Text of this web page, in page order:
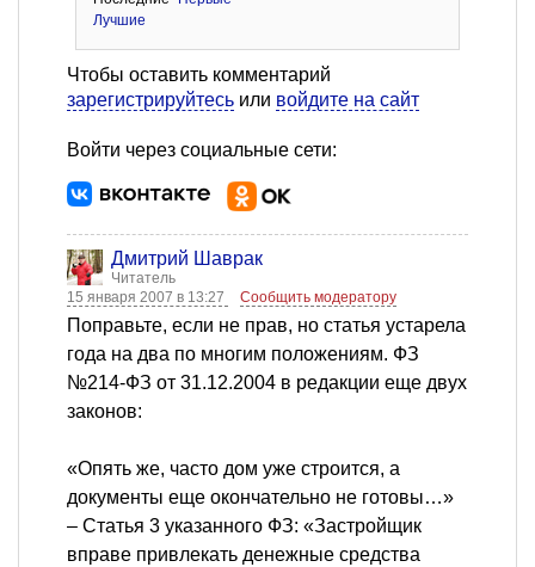
Лучшие
Чтобы оставить комментарий
зарегистрируйтесь или войдите на сайт
Войти через социальные сети:
Дмитрий Шаврак
Читатель
15 января 2007 в 13:27
Сообщить модератору
Поправьте, если не прав, но статья устарела
года на два по многим положениям. ФЗ
№214-ФЗ от 31.12.2004 в редакции еще двух
законов:
«Опять же, часто дом уже строится, а
документы еще окончательно не готовы…»
– Статья 3 указанного ФЗ: «Застройщик
вправе привлекать денежные средства